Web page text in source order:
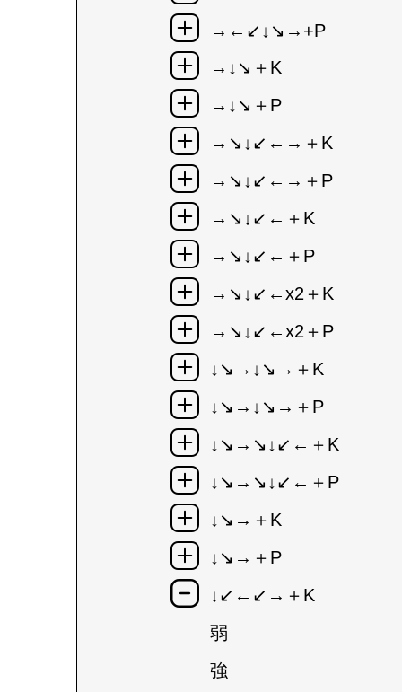
→←↙↓↘→+P
→↓↘＋K
→↓↘＋P
→↘↓↙←→＋K
→↘↓↙←→＋P
→↘↓↙←＋K
→↘↓↙←＋P
→↘↓↙←x2＋K
→↘↓↙←x2＋P
↓↘→↓↘→＋K
↓↘→↓↘→＋P
↓↘→↘↓↙←＋K
↓↘→↘↓↙←＋P
↓↘→＋K
↓↘→＋P
↓↙←↙→＋K
弱
強